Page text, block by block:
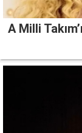
A Milli